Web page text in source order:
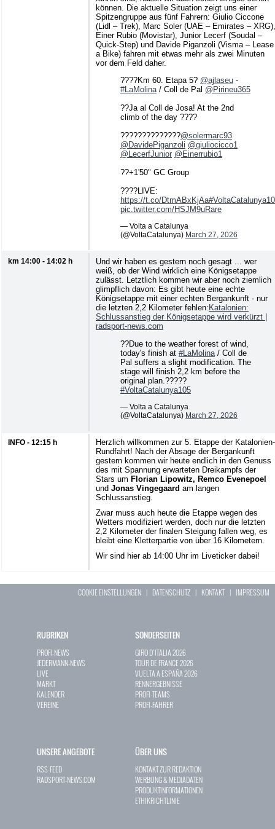
können. Die aktuelle Situation zeigt uns einer
Spitzengruppe aus fünf Fahrern: Giulio Ciccone
(Lidl – Trek), Marc Soler (UAE – Emirates – XRG),
Einer Rubio (Movistar), Junior Lecerf (Soudal –
Quick-Step) und Davide Piganzoli (Visma – Lease
a Bike) fahren mit etwas mehr als zwei Minuten
vor dem Feld daher.
????Km 60. Etapa 5? @ajlaseu -
#LaMolina / Coll de Pal @Pirineu365
??Ja al Coll de Josa! At the 2nd
climb of the day ????
??????????????@solermarc93
@DavidePiganzoli @giuliocicco1
@LecerfJunior @Einerrubio1
??+1'50" GC Group
????LIVE:
https://t.co/DtmABxKjAa
pic.twitter.com/HSJM9uRare
— Volta a Catalunya
(@VoltaCatalunya) March 27, 2026
km 14:00 - 14:02 h
Und wir haben es gestern noch gesagt ... wer
weiß, ob der Wind wirklich eine Königsetappe
zulässt. Letztlich kommen wir aber noch ziemlich
glimpflich davon: Es gibt heute eine echte
Königsetappe mit einer echten Bergankunft - nur
die letzten 2,2 Kilometer fehlen: Katalonien:
Schlussanstieg der Königsetappe wird verkürzt |
radsport-news.com
??Due to the weather forest of wind,
today's finish at #LaMolina / Coll de
Pal suffers a slight modification. The
stage will finish 2,2 km before the
original plan.?????
#VoltaCatalunya105
— Volta a Catalunya
(@VoltaCatalunya) March 27, 2026
INFO - 12:15 h
Herzlich willkommen zur 5. Etappe der Katalonien-
Rundfahrt! Nach der Absage der Bergankunft
gestern kommen wir heute endlich in den Genuss
des mit Spannung erwarteten Dreikampfs der
Stars um Florian Lipowitz, Remco Evenepoel
und Jonas Vingegaard am langen
Schlussanstieg.
Zwar muss auch heute die Etappe wegen des
Wetters modifiziert werden, doch nur die letzten
2,2 Kilometer der finalen Steigung fallen weg, es
bleibt eine Kletterpartie von über 16 Kilometern.
Wir sind hier ab 14:00 Uhr im Liveticker dabei!
COOKIE EINSTELLUNGEN | DATENSCHUTZ | KONTAKT| IMPRESSUM
RUBRIKEN
PROFI-NEWS
JEDERMANN-NEWS
LIVE
MARKT
KALENDER
VEREINE
SONDERSEITEN
GIRO D`ITALIA 2026
TOUR DE FRANCE 2026
VUELTA A ESPAÑA 2026
RENNERGEBNISSE
PROFI-TEAMS
PROFI-FAHRER
UNSERE ANGEBOTE
RSS-FEED
RADSPORT-NEWS.COM
ÜBER UNS
KONTAKT ZUR REDAKTION
WERBUNG & MEDIADATEN
PRODUKTINFORMATIONEN
ETHIKRICHTLINIE